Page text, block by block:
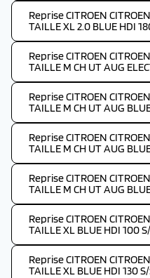
Reprise CITROEN
TAILLE XL 2.0 BLUE HDI
Reprise CITROEN
TAILLE M CH UT AUG
Reprise CITROEN
TAILLE M CH UT AUG
Reprise CITROEN
TAILLE M CH UT AUG
Reprise CITROEN
TAILLE M CH UT AUG
Reprise CITROEN
TAILLE XL BLUE HDI 100
Reprise CITROEN
TAILLE XL BLUE HDI 130